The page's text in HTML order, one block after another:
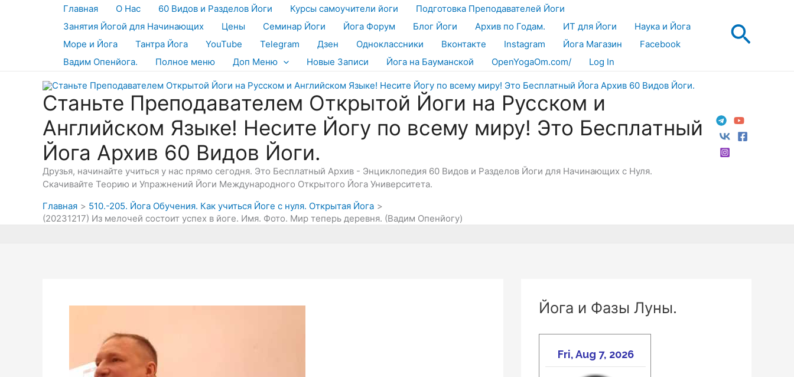
Главная О Нас 60 Видов и Разделов Йоги Курсы самоучители йоги
Подготовка Преподавателей Йоги
Занятия Йогой для Начинающих
Цены Семинар Йоги Йога Форум Блог Йоги Архив по Годам. ИТ для Йоги
Наука и Йога
Море и Йога
Тантра Йога YouTube Telegram Дзен Одноклассники Вконтакте Instagram Йога Магазин
Facebook
Вадим Опенйога.
Полное меню Доп Меню Новые Записи Йога на Бауманской OpenYogaOm.com/ Log In
Станьте Преподавателем Открытой Йоги на Русском и
Английском Языке! Несите Йогу по всему миру! Это Бесплатный
Йога Архив 60 Видов Йоги.
Друзья, начинайте учиться у нас прямо сегодня. Это Бесплатный Архив - Энциклопедия 60 Видов и Разделов Йоги для Начинающих с Нуля.
Скачивайте Теорию и Упражнений Йоги Международного Открытого Йога Университета.
Главная
510.-205. Йога Обучения. Как учиться Йоге с нуля. Открытая Йога
(20231217) Из мелочей состоит успех в йоге. Имя. Фото. Мир теперь деревня. (Вадим Опенйогу)
Йога и Фазы Луны.